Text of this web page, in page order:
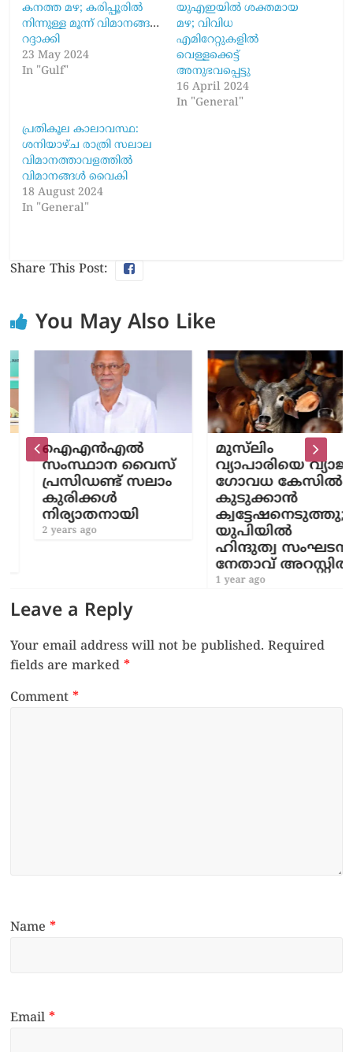
കനത്ത മഴ; കരിപ്പൂരിൽ
നിന്നുള്ള മൂന്ന് വിമാനങ്ങൾ
റദ്ദാക്കി
23 May 2024
In "Gulf"
യുഎഇയില്‍ ശക്തമായ
മഴ; വിവിധ
എമിറേറ്റുകളിൽ
വെള്ളക്കെട്ട്
അനുഭവപ്പെട്ടു
16 April 2024
In "General"
പ്രതികൂല കാലാവസ്ഥ:
ശനിയാഴ്ച രാത്രി സലാല
വിമാനത്താവളത്തിൽ
വിമാനങ്ങൾ വൈകി
18 August 2024
In "General"
Share This Post:
You May Also Like
ഐഎൻഎൽ
സംസ്ഥാന വൈസ്
പ്രസിഡണ്ട് സലാം
കുരിക്കൾ
നിര്യാതനായി
2 years ago
മുസ്‌ലിം
വ്യാപാരിയെ വ്യാജ ​
ഗോവധ കേസിൽ
കുടുക്കാൻ
ക്വട്ടേഷനെടുത്തു;
യുപിയിൽ ​
ഹിന്ദുത്വ സംഘടനാ
നേതാവ് അറസ്റ്റിൽ
1 year ago
Leave a Reply
Your email address will not be published. Required
fields are marked*
Comment*
Name*
Email*